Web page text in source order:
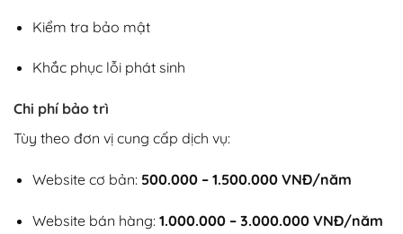
Kiểm tra bảo mật
Khắc phục lỗi phát sinh
Chi phí bảo trì
Tùy theo đơn vị cung cấp dịch vụ:
Website cơ bản: 500.000 – 1.500.000 VNĐ/năm
Website bán hàng: 1.000.000 – 3.000.000 VNĐ/năm